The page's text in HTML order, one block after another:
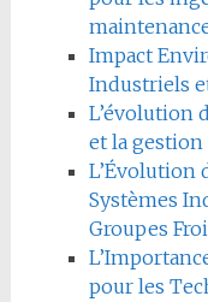
Impact
Industriels
L’évolution
et la
L’Évolution
Systèmes
Groupes
pour les